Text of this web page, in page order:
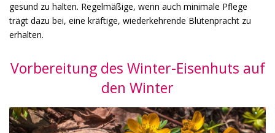
gesund zu halten. Regelmäßige, wenn auch minimale Pflege
trägt dazu bei, eine kräftige, wiederkehrende Blütenpracht zu
erhalten.
Vorbereitung des Winter-Eisenhuts auf
den Winter